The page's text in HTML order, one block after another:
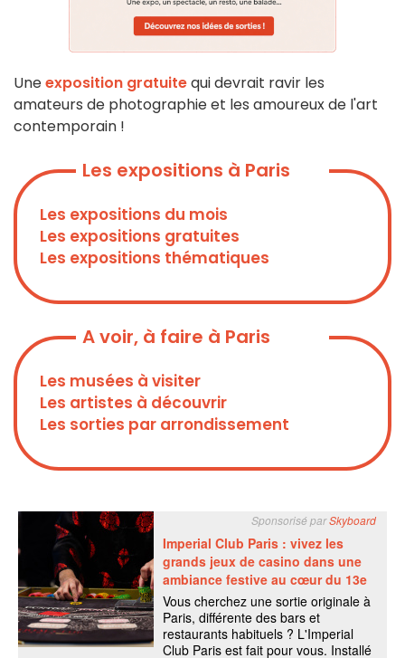
Uneexposition gratuitequi devrait ravir les
amateurs de photographie et les amoureux de l'art
contemporain !
Les expositions à Paris
Les expositions du mois
Les expositions gratuites
Les expositions thématiques
A voir, à faire à Paris
Les musées à visiter
Les artistes à découvrir
Les sorties par arrondissement